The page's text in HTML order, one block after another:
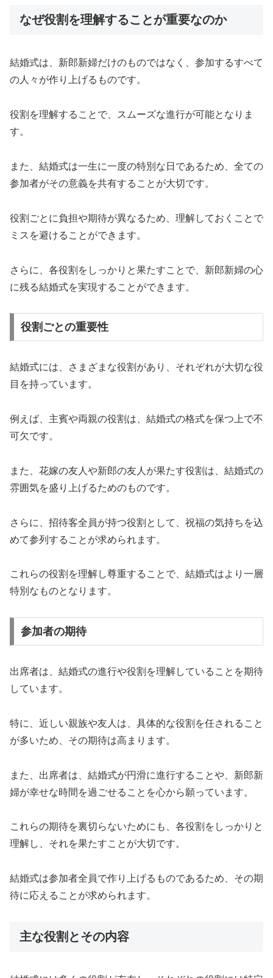
なぜ役割を理解することが重要なのか
結婚式は、新郎新婦だけのものではなく、参加するすべて
の人々が作り上げるものです。
役割を理解することで、スムーズな進行が可能となりま
す。
また、結婚式は一生に一度の特別な日であるため、全ての
参加者がその意義を共有することが大切です。
役割ごとに負担や期待が異なるため、理解しておくことで
ミスを避けることができます。
さらに、各役割をしっかりと果たすことで、新郎新婦の心
に残る結婚式を実現することができます。
役割ごとの重要性
結婚式には、さまざまな役割があり、それぞれが大切な役
目を持っています。
例えば、主賓や両親の役割は、結婚式の格式を保つ上で不
可欠です。
また、花嫁の友人や新郎の友人が果たす役割は、結婚式の
雰囲気を盛り上げるためのものです。
さらに、招待客全員が持つ役割として、祝福の気持ちを込
めて参列することが求められます。
これらの役割を理解し尊重することで、結婚式はより一層
特別なものとなります。
参加者の期待
出席者は、結婚式の進行や役割を理解していることを期待
しています。
特に、近しい親族や友人は、具体的な役割を任されること
が多いため、その期待は高まります。
また、出席者は、結婚式が円滑に進行することや、新郎新
婦が幸せな時間を過ごせることを心から願っています。
これらの期待を裏切らないためにも、各役割をしっかりと
理解し、それを果たすことが大切です。
結婚式は参加者全員で作り上げるものであるため、その期
待に応えることが求められます。
主な役割とその内容